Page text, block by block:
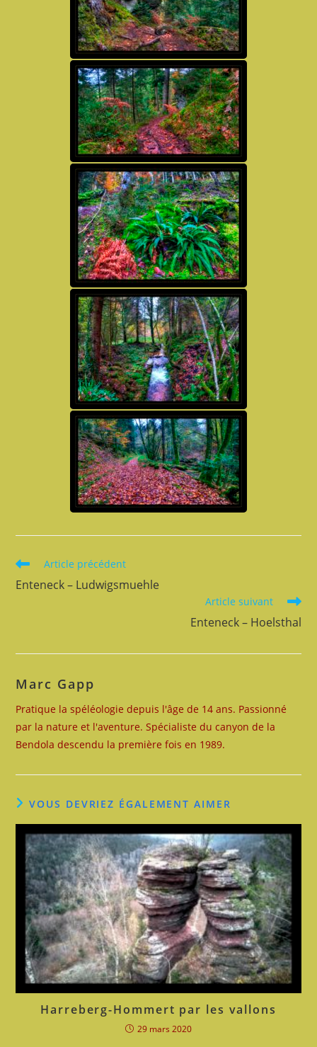
Read
articles
Article précédent
Enteneck – Ludwigsmuehle
Article suivant
Enteneck – Hoelsthal
Marc Gapp
Pratique la spéléologie depuis l'âge de 14 ans. Passionné
par la nature et l'aventure. Spécialiste du canyon de la
Bendola descendu la première fois en 1989.
VOUS DEVRIEZ ÉGALEMENT AIMER
Harreberg-Hommert par les vallons
29 mars 2020